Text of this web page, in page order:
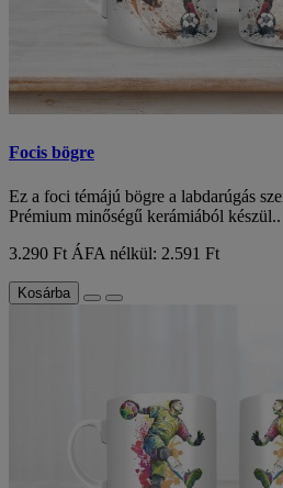
Focis bögre
Ez a foci témájú bögre a labdarúgás
Prémium minőségű kerámiából készül..
3.290 Ft ÁFA nélkül: 2.591 Ft
Kosárba